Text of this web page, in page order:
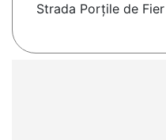
Strada Porțile de